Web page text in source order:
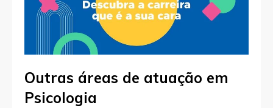
Outras áreas de atuação em
Psicologia